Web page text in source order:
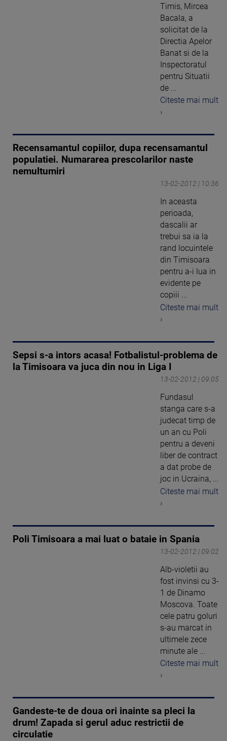
Timis, Mircea
Bacala, a
solicitat de la
Directia Apelor
Banat si de la
Inspectoratul
pentru Situatii
de ...
Citeste mai mult
›
Recensamantul copiilor, dupa recensamantul
populatiei. Numararea prescolarilor naste
nemultumiri
13-02-2012 | 10:36
In aceasta
perioada,
dascalii ar
trebui sa ia la
rand locuintele
din Timisoara
pentru a-i lua in
evidente pe
copiii ...
Citeste mai mult
›
Sepsi s-a intors acasa! Fotbalistul-problema de
la Timisoara va juca din nou in Liga I
13-02-2012 | 09:05
Fundasul
stanga care s-a
judecat timp de
un an cu Poli
pentru a deveni
liber de contract
a dat probe de
joc in Ucraina, ...
Citeste mai mult
›
Poli Timisoara a mai luat o bataie in Spania
13-02-2012 | 09:02
Alb-violetii au
fost invinsi cu 3-
1 de Dinamo
Moscova. Toate
cele patru goluri
s-au marcat in
ultimele zece
minute ale ...
Citeste mai mult
›
Gandeste-te de doua ori inainte sa pleci la
drum! Zapada si gerul aduc restrictii de
circulatie